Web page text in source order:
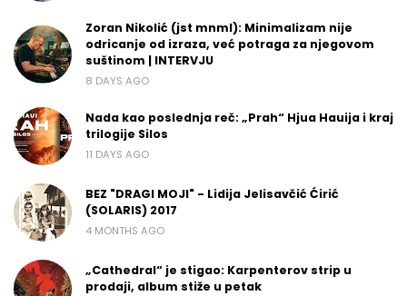
Zoran Nikolić (jst mnml): Minimalizam nije
odricanje od izraza, već potraga za njegovom
suštinom | INTERVJU
8 DAYS AGO
Nada kao poslednja reč: „Prah“ Hjua Hauija i kraj
trilogije Silos
11 DAYS AGO
BEZ "DRAGI MOJI" - Lidija Jelisavčić Ćirić
(SOLARIS) 2017
4 MONTHS AGO
„Cathedral“ je stigao: Karpenterov strip u
prodaji, album stiže u petak